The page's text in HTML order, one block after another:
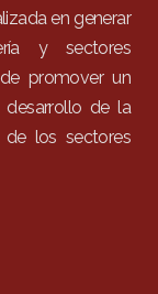
en generar
y sectores
promover un
de la
los sectores